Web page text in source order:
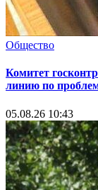
Общество
Комитет
линию по
05.08.26 10:43